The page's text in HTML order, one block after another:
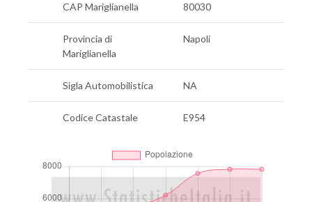
CAP Mariglianella 80030
Provincia di
Mariglianella
Napoli
Sigla Automobilistica NA
Codice Catastale E954